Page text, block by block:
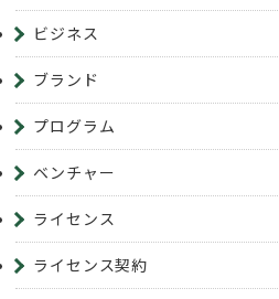
ビジネス
ブランド
プログラム
ベンチャー
ライセンス
ライセンス契約